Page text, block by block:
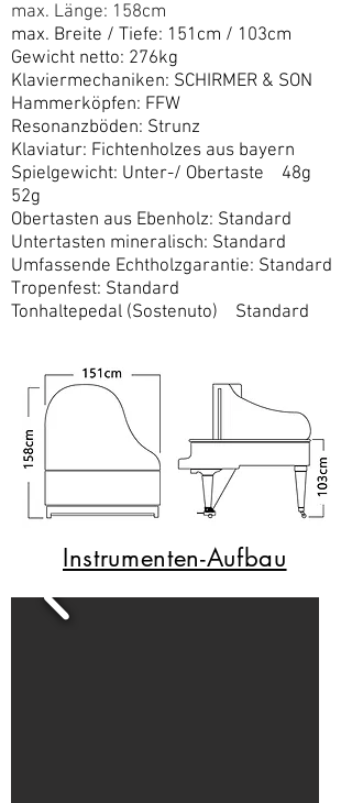
max. Länge: 158cm
max. Breite / Tiefe: 151cm / 103cm
Gewicht netto: 276kg
Klaviermechaniken: SCHIRMER & SON
Hammerköpfen: FFW
Resonanzböden: Strunz
Klaviatur: Fichtenholzes aus bayern
Spielgewicht: Unter-/ Obertaste 48g
52g
Obertasten aus Ebenholz: Standard
Untertasten mineralisch: Standard
Umfassende Echtholzgarantie: Standard
Tropenfest: Standard
Tonhaltepedal (Sostenuto) Standard
Instrumenten-Aufbau